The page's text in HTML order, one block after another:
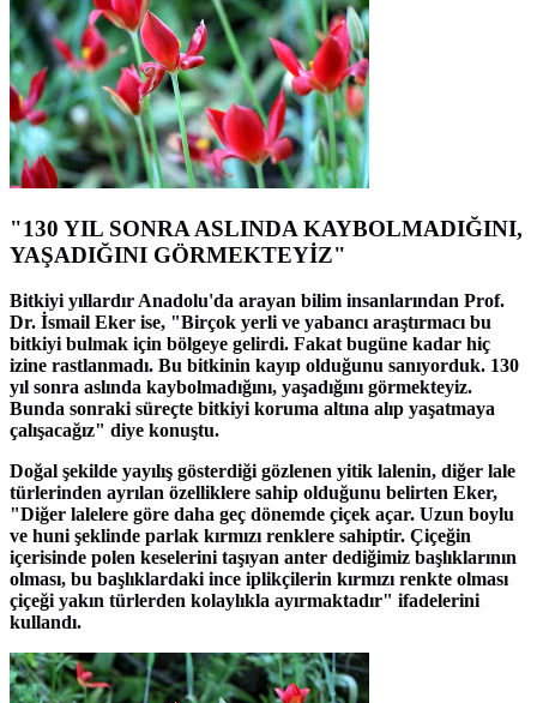
"130 YIL SONRA ASLINDA KAYBOLMADIĞINI,
YAŞADIĞINI GÖRMEKTEYİZ"
Bitkiyi yıllardır Anadolu'da arayan bilim insanlarından Prof.
Dr. İsmail Eker ise, "Birçok yerli ve yabancı araştırmacı bu
bitkiyi bulmak için bölgeye gelirdi. Fakat bugüne kadar hiç
izine rastlanmadı. Bu bitkinin kayıp olduğunu sanıyorduk. 130
yıl sonra aslında kaybolmadığını, yaşadığını görmekteyiz.
Bunda sonraki süreçte bitkiyi koruma altına alıp yaşatmaya
çalışacağız" diye konuştu.
Doğal şekilde yayılış gösterdiği gözlenen yitik lalenin, diğer lale
türlerinden ayrılan özelliklere sahip olduğunu belirten Eker,
"Diğer lalelere göre daha geç dönemde çiçek açar. Uzun boylu
ve huni şeklinde parlak kırmızı renklere sahiptir. Çiçeğin
içerisinde polen keselerini taşıyan anter dediğimiz başlıklarının
olması, bu başlıklardaki ince iplikçilerin kırmızı renkte olması
çiçeği yakın türlerden kolaylıkla ayırmaktadır" ifadelerini
kullandı.